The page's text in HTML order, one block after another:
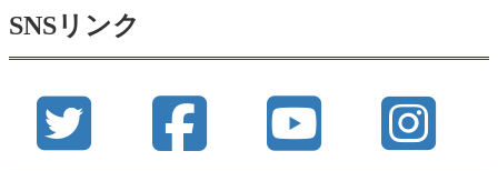
イ
SNSリンク